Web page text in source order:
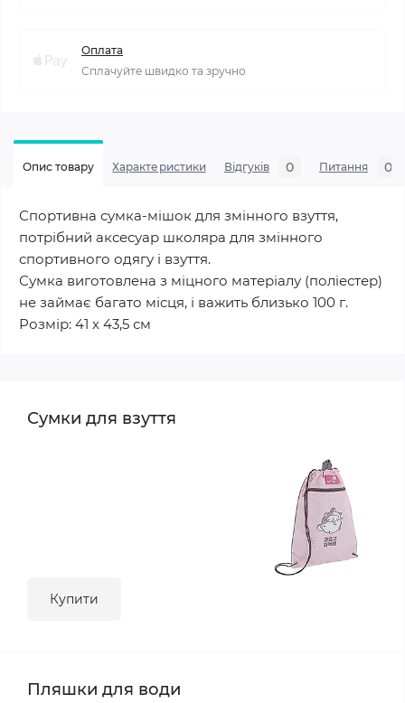
Оплата
Сплачуйте швидко та зручно
Опис товару Характеристики Відгуків 0 Питання 0
Спортивна сумка-мішок для змінного взуття,
потрібний аксесуар школяра для змінного
спортивного одягу і взуття.
Сумка виготовлена з міцного матеріалу (поліестер)
не займає багато місця, і важить близько 100 г.
Розмір: 41 х 43,5 см
Сумки для взуття
Купити
Пляшки для води